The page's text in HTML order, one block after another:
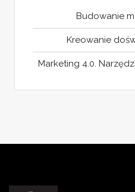
Budowanie
Kreowanie
Marketing 4.0.